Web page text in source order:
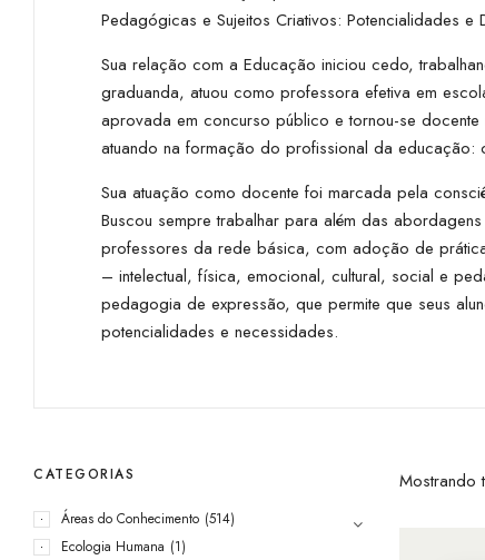
Pedagógicas e Sujeitos Criativos: Potencialidades
Sua relação com a Educação iniciou cedo,
graduanda, atuou como professora efetiva em
aprovada em concurso público e tornou-se
atuando na formação do profissional da educação:
Sua atuação como docente foi marcada pela
Buscou sempre trabalhar para além das
professores da rede básica, com adoção de
– intelectual, física, emocional, cultural, social e
pedagogia de expressão, que permite que seus
potencialidades e necessidades.
CATEGORIAS
Áreas do Conhecimento (514)
Ecologia Humana (1)
Mostrando